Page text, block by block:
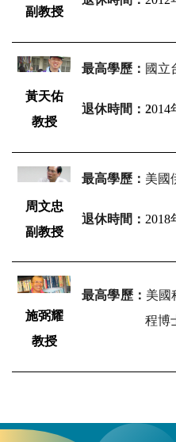
副教授
黃天佑
教授
最高學歷： 國立
退休時間：2014
周文忠
副教授
最高學歷： 美國
退休時間： 2018
施弼耀
教授
最高學歷： 美國
程博